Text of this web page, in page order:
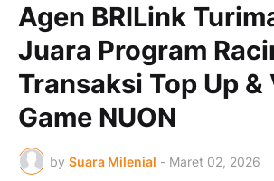
Agen BRILink
Juara Program
Transaksi Top Up
Game NUON
by Suara Milenial - Maret 02, 2026